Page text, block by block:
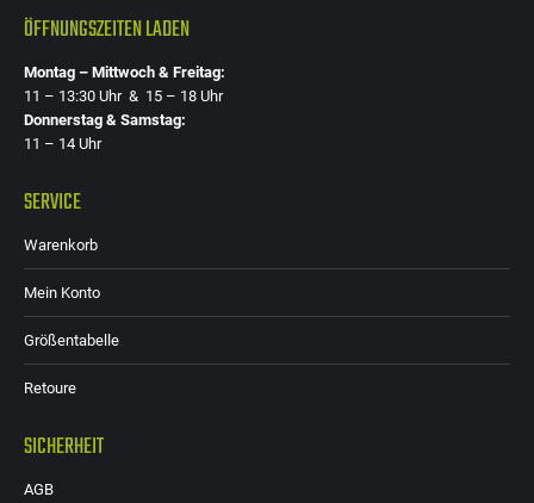
ÖFFNUNGSZEITEN LADEN
Montag – Mittwoch & Freitag:
11 – 13:30 Uhr & 15 – 18 Uhr
Donnerstag & Samstag:
11 – 14 Uhr
SERVICE
Warenkorb
Mein Konto
Größentabelle
Retoure
SICHERHEIT
AGB